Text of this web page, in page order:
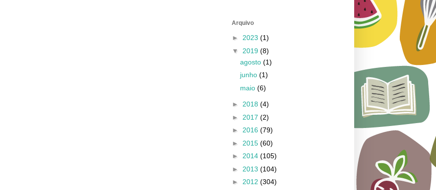
Arquivo
► 2023 (1)
▼ 2019 (8)
agosto (1)
junho (1)
maio (6)
► 2018 (4)
► 2017 (2)
► 2016 (79)
► 2015 (60)
► 2014 (105)
► 2013 (104)
► 2012 (304)